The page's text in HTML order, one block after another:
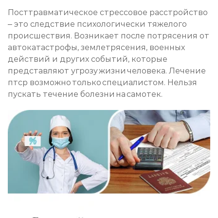
Записаться
Посттравматическое стрессовое расстройство
– это следствие психологически тяжелого
происшествия. Возникает после потрясения от
автокатастрофы, землетрясения, военных
действий и других событий, которые
представляют угрозу жизни человека. Лечение
птср возможно только специалистом. Нельзя
пускать течение болезни на самотек.